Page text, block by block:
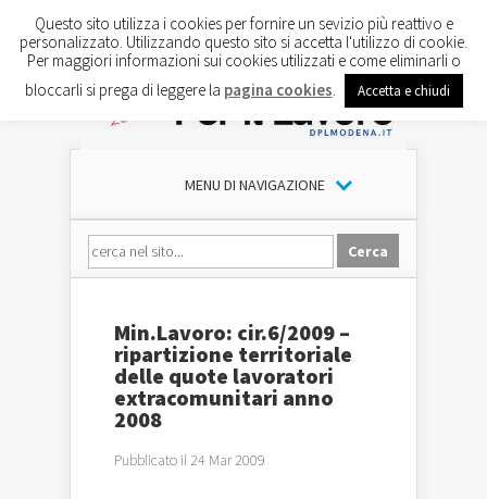
MENU DI NAVIGAZIONE
Min.Lavoro: cir.6/2009 –
ripartizione territoriale
delle quote lavoratori
extracomunitari anno
2008
Pubblicato il 24 Mar 2009
Questo sito utilizza i cookies per fornire un sevizio più reattivo e
personalizzato. Utilizzando questo sito si accetta l'utilizzo di cookie.
Per maggiori informazioni sui cookies utilizzati e come eliminarli o
bloccarli si prega di leggere la pagina cookies Accetta e chiudi